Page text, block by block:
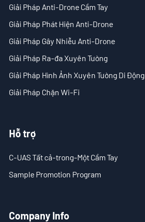
- Video
- Tải Xuống
- Sample Promotion Program
Về Chúng Tôi
Liên Hệ
Giải Pháp Anti-Drone Cầm Tay
Giải Pháp Phát Hiện Anti-Drone
Giải Pháp Gây Nhiễu Anti-Drone
Giải Pháp Ra-đa Xuyên Tường
Giải Pháp Hình Ảnh Xuyên Tường Di Động
Giải Pháp Chặn Wi-Fi
Hỗ trợ
C-UAS Tất cả-trong-Một Cầm Tay
Sample Promotion Program
Company Info